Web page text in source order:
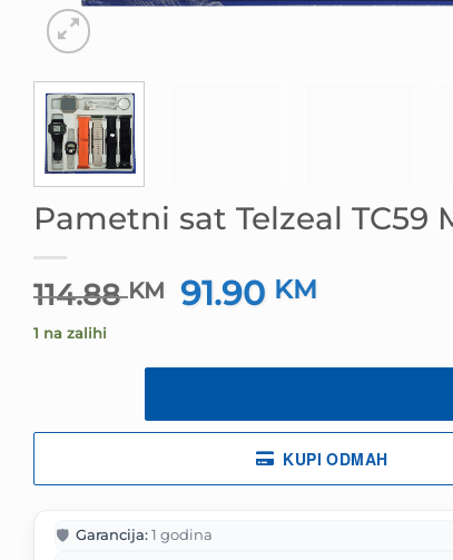
Pametni sat Telzeal TC59
114.88KM
Izvorna
cijena
je:
91.90 KM
91.90 KM.
1 na zalihi
KUPI ODMAH
🛡️ Garancija:1 godina